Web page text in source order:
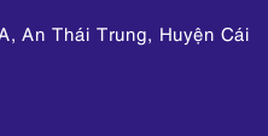
An Thái Trung, Huyện Cái